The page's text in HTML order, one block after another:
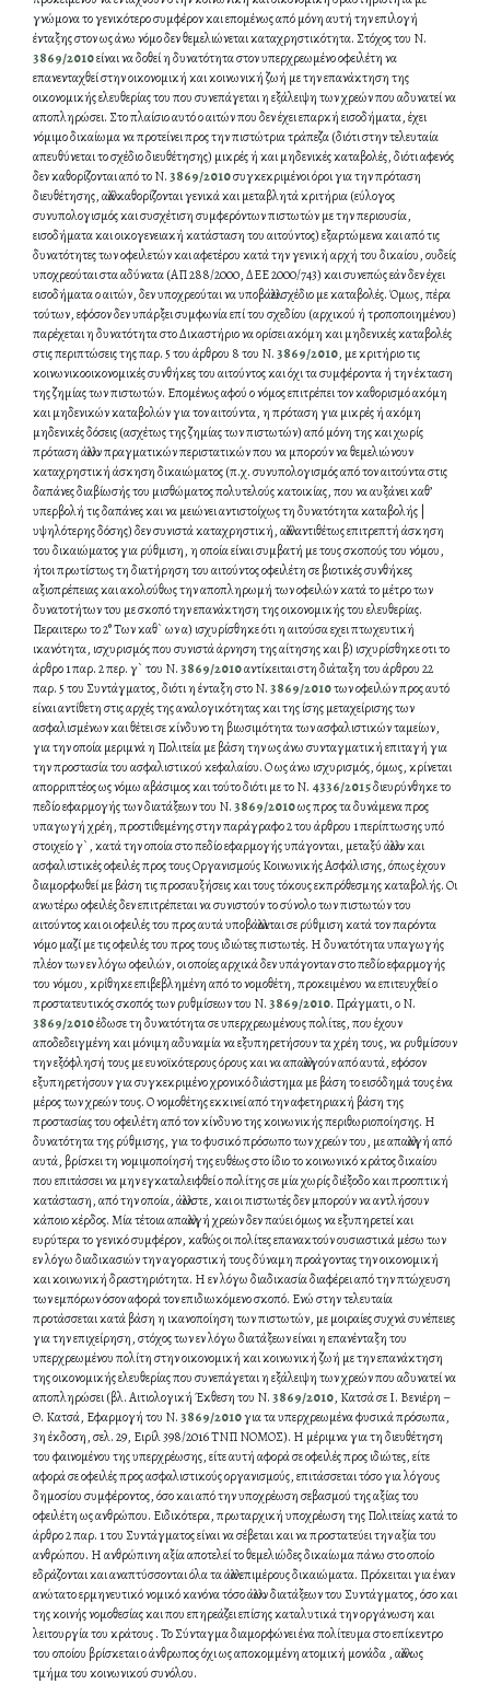
γνώμονα το γενικότερο συμφέρον και επομένως από μόνη αυτή την επιλογή
ένταξης στον ως άνω νόμο δεν θεμελιώνεται καταχρηστικότητα. Στόχος του Ν.
3869/2010είναι να δοθεί η δυνατότητα στον υπερχρεωμένο οφειλέτη να
επανενταχθεί στην οικονομική και κοινωνική ζωή με την επανάκτηση της
οικονομικής ελευθερίας του που συνεπάγεται η εξάλειψη των χρεών που αδυνατεί να
αποπληρώσει. Στο πλαίσιο αυτό ο αιτών που δεν έχει επαρκή εισοδήματα, έχει
νόμιμο δικαίωμα να προτείνει προς την πιστώτρια τράπεζα (διότι στην τελευταία
απευθύνεται το σχέδιο διευθέτησης) μικρές ή και μηδενικές καταβολές, διότι αφενός
δεν καθορίζονται από το Ν.3869/2010συγκεκριμένοι όροι για την πρόταση
διευθέτησης, αλλά καθορίζονται γενικά και μεταβλητά κριτήρια (εύλογος
συνυπολογισμός και συσχέτιση συμφερόντων πιστωτών με την περιουσία,
εισοδήματα και οικογενειακή κατάσταση του αιτούντος) εξαρτώμενα και από τις
δυνατότητες των οφειλετών και αφετέρου κατά την γενική αρχή του δικαίου, ουδείς
υποχρεούται στα αδύνατα (ΑΠ 288/2000, ΔΕΕ 2000/743) και συνεπώς εάν δεν έχει
εισοδήματα ο αιτών, δεν υποχρεούται να υποβάλλει σχέδιο με καταβολές. Όμως, πέρα
τούτων, εφόσον δεν υπάρξει συμφωνία επί του σχεδίου (αρχικού ή τροποποιημένου)
παρέχεται η δυνατότητα στο Δικαστήριο να ορίσει ακόμη και μηδενικές καταβολές
στις περιπτώσεις της παρ. 5 του άρθρου 8 του Ν.3869/2010, με κριτήριο τις
κοινωνικοοικονομικές συνθήκες του αιτούντος και όχι τα συμφέροντα ή την έκταση
της ζημίας των πιστωτών. Επομένως αφού ο νόμος επιτρέπει τον καθορισμό ακόμη
και μηδενικών καταβολών για τον αιτούντα, η πρόταση για μικρές ή ακόμη
μηδενικές δόσεις (ασχέτως της ζημίας των πιστωτών) από μόνη της και χωρίς
πρόταση άλλων πραγματικών περιστατικών που να μπορούν να θεμελιώνουν
καταχρηστική άσκηση δικαιώματος (π.χ. συνυπολογισμός από τον αιτούντα στις
δαπάνες διαβίωσής του μισθώματος πολυτελούς κατοικίας, που να αυξάνει καθ’
υπερβολή τις δαπάνες και να μειώνει αντιστοίχως τη δυνατότητα καταβολής |
υψηλότερης δόσης) δεν συνιστά καταχρηστική, αλλά αντιθέτως επιτρεπτή άσκηση
του δικαιώματος για ρύθμιση, η οποία είναι συμβατή με τους σκοπούς του νόμου,
ήτοι πρωτίστως τη διατήρηση του αιτούντος οφειλέτη σε βιοτικές συνθήκες
αξιοπρέπειας και ακολούθως την αποπληρωμή των οφειλών κατά το μέτρο των
δυνατοτήτων τoυ με σκοπό την επανάκτηση της οικονομικής του ελευθερίας.
Περαιτερω το 2° Των καθ` ων α) ισχυρίσθηκε ότι η αιτούσα εχει πτωχευτική
ικανότητα, ισχυρισμός που συνιστά άρνηση της αίτησης και β) ισχυρίσθηκε οτι το
άρθρο 1 παρ. 2 περ. γ` του Ν.3869/2010αντίκειται στη διάταξη του άρθρου 22
παρ. 5 του Συντάγματος, διότι η ένταξη στο Ν.3869/2010των οφειλών προς αυτό
είναι αντίθετη στις αρχές της αναλογικότητας και της ίσης μεταχείρισης των
ασφαλισμένων και θέτει σε κίνδυνο τη βιωσιμότητα των ασφαλιστικών ταμείων,
για την οποία μεριμνά η Πολιτεία με βάση την ως άνω συνταγματική επιταγή για
την προστασία του ασφαλιστικού κεφαλαίου. Ο ως άνω ισχυρισμός, όμως, κρίνεται
απορριπτέος ως νόμω αβάσιμος και τούτο διότι με το Ν. 4336/2015διευρύνθηκε το
πεδίο εφαρμογής των διατάξεων του Ν.3869/2010ως προς τα δυνάμενα προς
υπαγωγή χρέη, προστιθεμένης στην παράγραφο 2 του άρθρου 1 περίπτωσης υπό
στοιχείο γ`, κατά την οποία στο πεδίο εφαρμογής υπάγονται, μεταξύ άλλων και
ασφαλιστικές οφειλές προς τους Οργανισμούς Κοινωνικής Ασφάλισης, όπως έχουν
διαμορφωθεί με βάση τις προσαυξήσεις και τους τόκους εκπρόθεσμης καταβολής. Οι
ανωτέρω οφειλές δεν επιτρέπεται να συνιστούν το σύνολο των πιστωτών του
αιτούντος και οι οφειλές του προς αυτά υποβάλλονται σε ρύθμιση κατά τον παρόντα
νόμο μαζί με τις οφειλές του προς τους ιδιώτες πιστωτές. Η δυνατότητα υπαγωγής
πλέον των εν λόγω οφειλών, οι οποίες αρχικά δεν υπάγονταν στο πεδίο εφαρμογής
του νόμου, κρίθηκε επιβεβλημένη από το νομοθέτη, προκειμένου να επιτευχθεί ο
προστατευτικός σκοπός των ρυθμίσεων του Ν.3869/2010. Πράγματι, ο Ν.
3869/2010έδωσε τη δυνατότητα σε υπερχρεωμένους πολίτες, που έχουν
αποδεδειγμένη και μόνιμη αδυναμία να εξυπηρετήσουν τα χρέη τους, να ρυθμίσουν
την εξόφλησή τους με ευνοϊκότερους όρους και να απαλλαγούν από αυτά, εφόσον
εξυπηρετήσουν για συγκεκριμένο χρονικό διάστημα με βάση το εισόδημά τους ένα
μέρος των χρεών τους. Ο νομοθέτης εκκινεί από την αφετηριακή βάση της
προστασίας του οφειλέτη από τον κίνδυνο της κοινωνικής περιθωριοποίησης. Η
δυνατότητα της ρύθμισης, για το φυσικό πρόσωπο των χρεών του, με απαλλαγή από
αυτά, βρίσκει τη νομιμοποίησή της ευθέως στο ίδιο το κοινωνικό κράτος δικαίου
που επιτάσσει να μην εγκαταλειφθεί ο πολίτης σε μία χωρίς διέξοδο και προοπτική
κατάσταση, από την οποία, άλλωστε, και οι πιστωτές δεν μπορούν να αντλήσουν
κάποιο κέρδος. Μία τέτοια απαλλαγή χρεών δεν παύει όμως να εξυπηρετεί και
ευρύτερα το γενικό συμφέρον, καθώς οι πολίτες επανακτούν ουσιαστικά μέσω των
εν λόγω διαδικασιών την αγοραστική τους δύναμη προάγοντας την οικονομική
και κοινωνική δραστηριότητα. Η εν λόγω διαδικασία διαφέρει από την πτώχευση
των εμπόρων όσον αφορά τον επιδιωκόμενο σκοπό. Ενώ στην τελευταία
προτάσσεται κατά βάση η ικανοποίηση των πιστωτών, με μοιραίες συχνά συνέπειες
για την επιχείρηση, στόχος των εν λόγω διατάξεων είναι η επανένταξη του
υπερχρεωμένου πολίτη στην οικονομική και κοινωνική ζωή με την επανάκτηση
της οικονομικής ελευθερίας που συνεπάγεται η εξάλειψη των χρεών που αδυνατεί να
αποπληρώσει (βλ. Αιτιολογική Έκθεση του Ν.3869/2010, Κατσά σε I. Βενιέρη –
Θ. Κατσά, Εφαρμογή του Ν.3869/2010για τα υπερχρεωμένα φυσικά πρόσωπα,
3η έκδοση, σελ. 29, Ειρίλ 398/2016 ΤΝΠ ΝΟΜΟΣ). Η μέριμνα για τη διευθέτηση
του φαινομένου της υπερχρέωσης, είτε αυτή αφορά σε οφειλές προς ιδιώτες, είτε
αφορά σε οφειλές προς ασφαλιστικούς οργανισμούς, επιτάσσεται τόσο για λόγους
δημοσίου συμφέροντος, όσο και από την υποχρέωση σεβασμού της αξίας του
οφειλέτη ως ανθρώπου. Ειδικότερα, πρωταρχική υποχρέωση της Πολιτείας κατά το
άρθρο 2 παρ. 1 του Συντάγματος είναι να σέβεται και να προστατεύει την αξία του
ανθρώπου. Η ανθρώπινη αξία αποτελεί το θεμελιώδες δικαίωμα πάνω στο οποίο
εδράζονται και αναπτύσσονται όλα τα άλλα επιμέρους δικαιώματα. Πρόκειται για έναν
ανώτατο ερμηνευτικό νομικό κανόνα τόσο άλλων διατάξεων του Συντάγματος, όσο και
της κοινής νομοθεσίας και που επηρεάζει επίσης καταλυτικά την οργάνωση και
λειτουργία του κράτους . Το Σύνταγμα διαμορφώνει ένα πολίτευμα στο επίκεντρο
του οποίου βρίσκεται ο άνθρωπος όχι ως αποκομμένη ατομική μονάδα , αλλά ως
τμήμα του κοινωνικού συνόλου.